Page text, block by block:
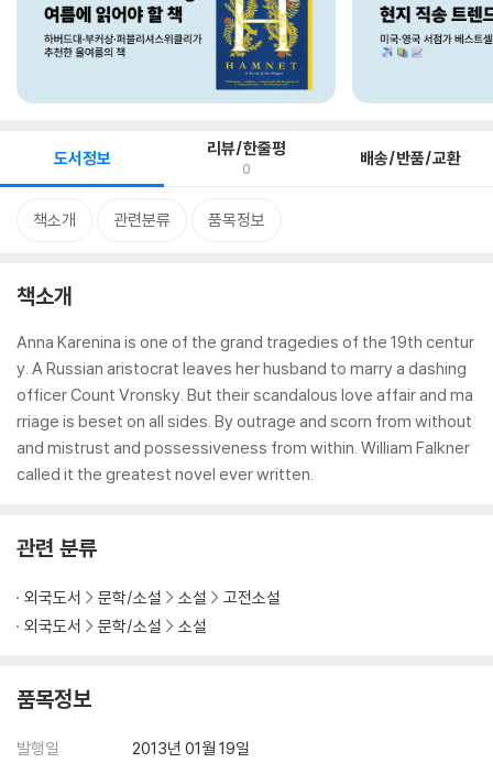
도서정보 리뷰/한줄평
0 배송/반품/교환
책소개 관련분류 품목정보
책소개
Anna Karenina is one of the grand tragedies of the 19th centur
y. A Russian aristocrat leaves her husband to marry a dashing
officer Count Vronsky. But their scandalous love affair and ma
rriage is beset on all sides. By outrage and scorn from without
and mistrust and possessiveness from within. William Falkner
called it the greatest novel ever written.
관련 분류
외국도서 문학/소설 소설
고전소설
외국도서
문학/소설 소설
품목정보
발행일
2013년 01월 19일